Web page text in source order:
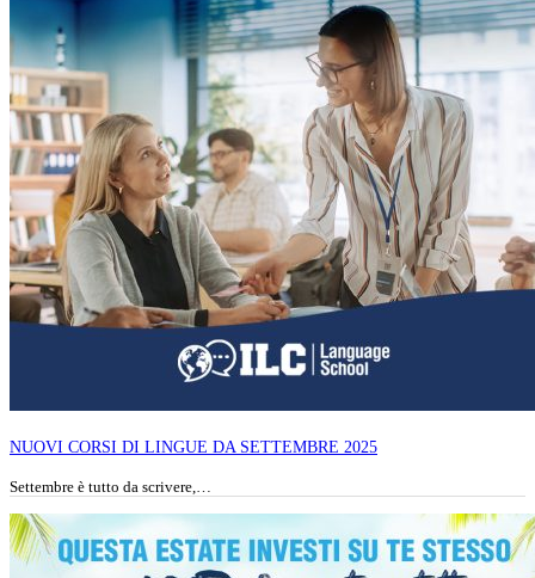
NUOVI CORSI DI LINGUE DA SETTEMBRE 2025
Settembre è tutto da scrivere,…